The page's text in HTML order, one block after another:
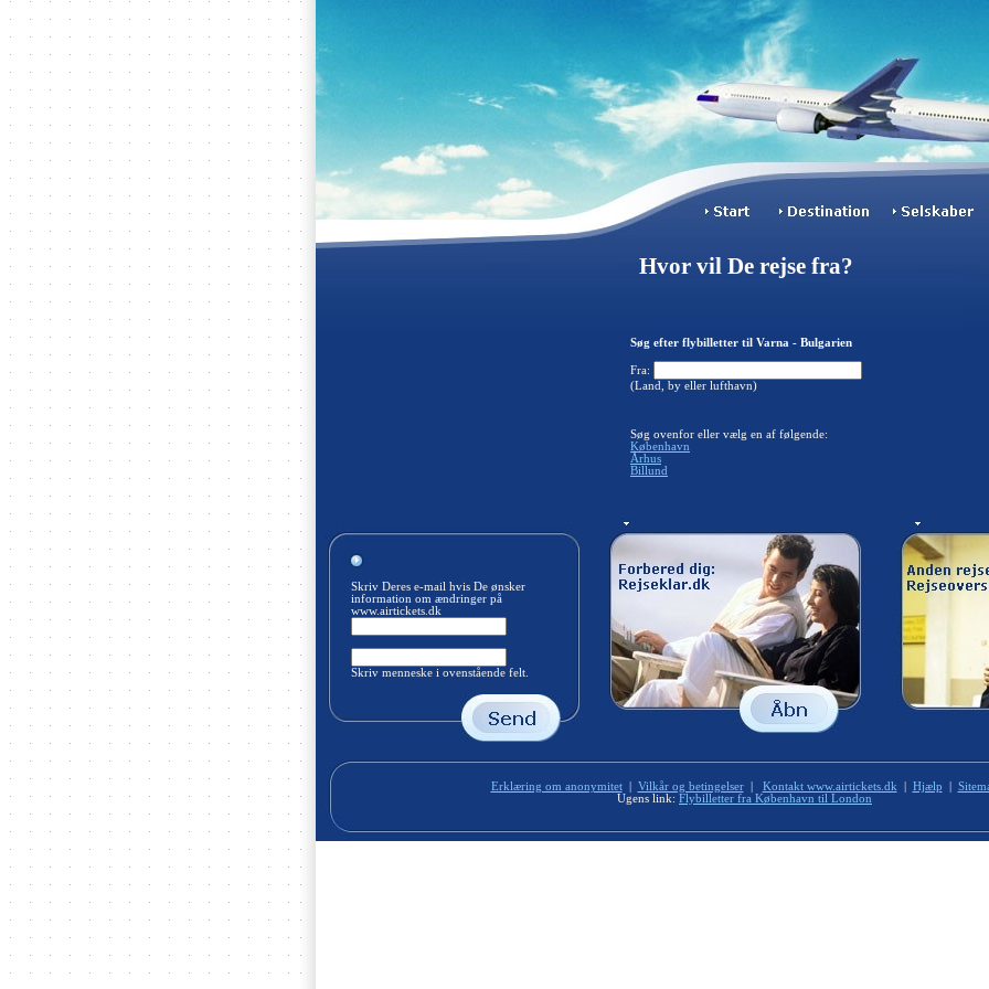
Hvor vil De rejse fra?
Søg efter flybilletter til Varna - Bulgarien
Fra:
(Land, by eller lufthavn)
Søg ovenfor eller vælg en af følgende:
København
Århus
Billund
Skriv Deres e-mail hvis De ønsker
information om ændringer på
www.airtickets.dk
Skriv menneske i ovenstående felt.
Erklæring om anonymitet| Vilkår og betingelser| Kontakt www.airtickets.dk Hjælp
Ugens link: Flybilletter fra København til London